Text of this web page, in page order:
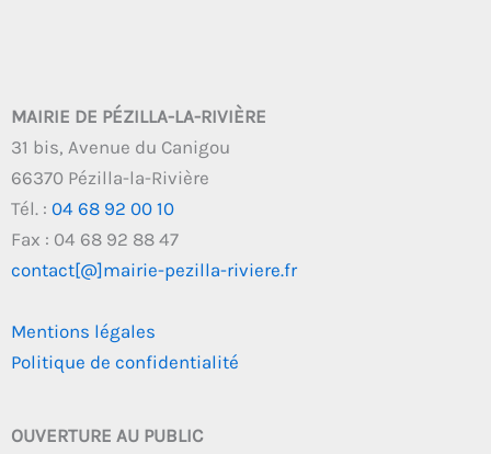
MAIRIE DE PÉZILLA-LA-RIVIÈRE
31 bis, Avenue du Canigou
66370 Pézilla-la-Rivière
Tél. : 04 68 92 00 10
Fax : 04 68 92 88 47
contact[@]mairie-pezilla-riviere.fr
Mentions légales
Politique de confidentialité
OUVERTURE AU PUBLIC